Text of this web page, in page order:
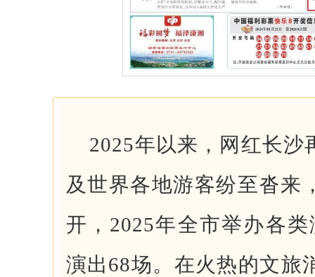
2025年以来，网红长沙
及世界各地游客纷至沓来
开，2025年全市举办各
演出68场。在火热的文旅